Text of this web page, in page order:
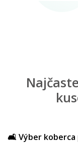
🛋️ Výber koberca